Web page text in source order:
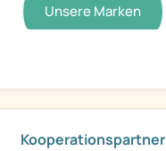
Unsere Marken
Kooperationspartner